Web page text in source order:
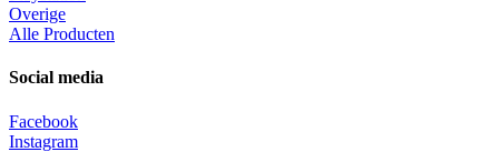
Overige
Alle Producten
Social media
Facebook
Instagram